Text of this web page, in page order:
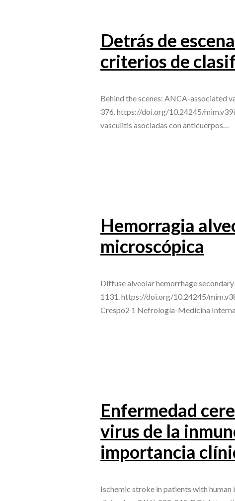
Detrás de
criterios de
Behind the scenes: ANCA-associated
376. https://doi.org/10.24245/
vasculitis asociadas con anticuerpos…
Hemorragia
microscópica
Diffuse alveolar hemorrhage
1131. https://doi.org/10.24245/
Crespo2 1 Nefrología-Medicina
Enfermedad
virus de la
importancia
Ischemic stroke in patients with